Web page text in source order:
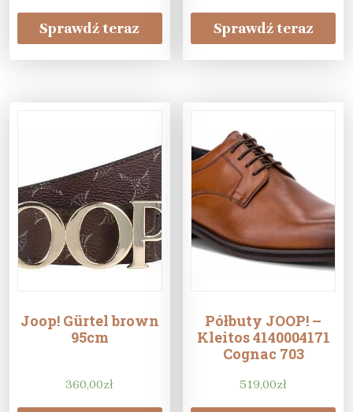
Sprawdź teraz Sprawdź teraz
Joop! Gürtel brown
95cm
360,00zł
Półbuty JOOP! –
Kleitos 4140004171
Cognac 703
519,00zł